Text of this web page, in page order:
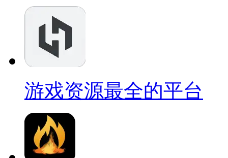
游戏资源最全的平台